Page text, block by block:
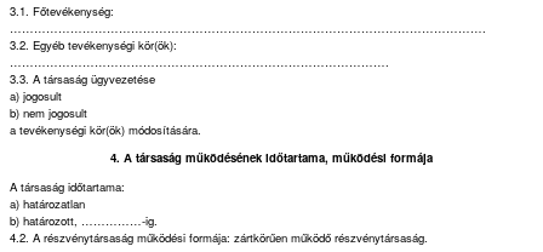
3.1. Főtevékenység:
……………………………………………………………………………………………………….
3.2. Egyéb tevékenységi kör(ök):
………………………………………………………………………………….
3.3. A társaság ügyvezetése
a) jogosult
b) nem jogosult
a tevékenységi kör(ök) módosítására.
4. A társaság működésének időtartama, működési formája
A társaság időtartama:
a) határozatlan
b) határozott, ……………-ig.
4.2. A részvénytársaság működési formája: zártkörűen működő részvénytársaság.